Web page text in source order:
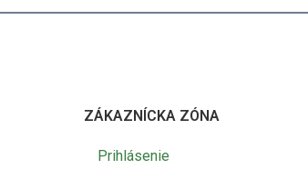
ZÁKAZNÍCKA ZÓNA
Prihlásenie